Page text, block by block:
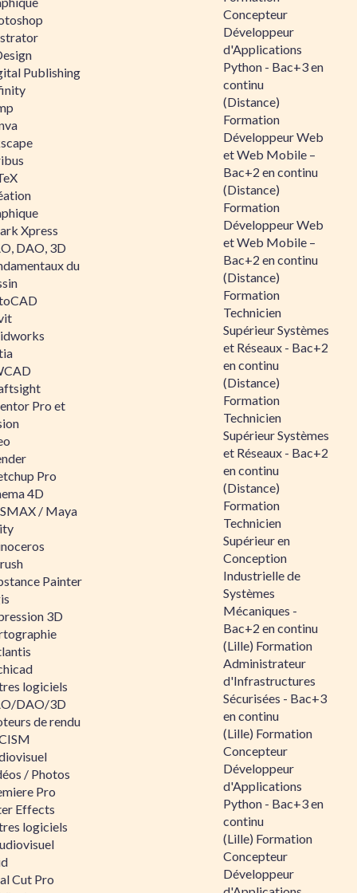
Publishing
Xpress
DAO, 3D
du
Pro et
Pro
4D
/ Maya
Painter
3D
logiciels
DAO/3D
de rendu
/ Photos
Pro
Effects
logiciels
Cut Pro
Concepteur
Développeur
d'Applications
Python - Bac+3 en
continu
(Distance)
Formation
Développeur Web
et Web Mobile –
Bac+2 en continu
(Distance)
Formation
Développeur Web
et Web Mobile –
Bac+2 en continu
(Distance)
Formation
Technicien
Supérieur Systèmes
et Réseaux - Bac+2
en continu
(Distance)
Formation
Technicien
Supérieur Systèmes
et Réseaux - Bac+2
en continu
(Distance)
Formation
Technicien
Supérieur en
Conception
Industrielle de
Systèmes
Mécaniques -
Bac+2 en continu
(Lille) Formation
Administrateur
d'Infrastructures
Sécurisées - Bac+3
en continu
(Lille) Formation
Concepteur
Développeur
d'Applications
Python - Bac+3 en
continu
(Lille) Formation
Concepteur
Développeur